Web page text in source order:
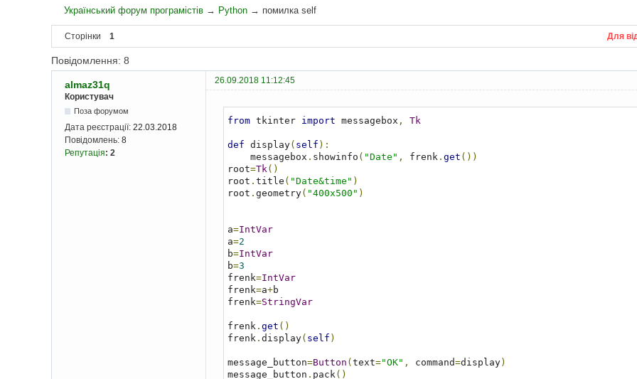
Український форум програмістів → Python → помилка self
Сторінки 1 Для
Повідомлення: 8
almaz31q
26.09.2018 11:12:45
Користувач
Поза форумом
Дата реєстрації: 22.03.2018
Повідомлень: 8
Репутація: 2
from tkinter import messagebox , Tk
def display( self ):
    messagebox
. showinfo ( "Date" , frenk . get ())
root=Tk ()
root . title ( "Date&time" )
root . geometry( "400x500" )
a=IntVar
a=2
b=IntVar
b=3
frenk=IntVar
frenk=a+b
frenk=StringVar
frenk . get ()
frenk . display( self )
message_button=Button ( text="OK" , command=display)
message_button . pack ()